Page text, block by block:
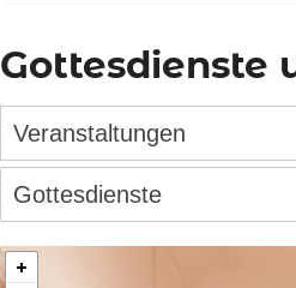
Gottesdienste
Veranstaltungen
Gottesdienste